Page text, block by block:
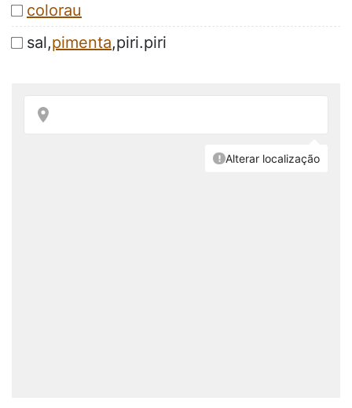
colorau
sal,pimenta,piri.piri